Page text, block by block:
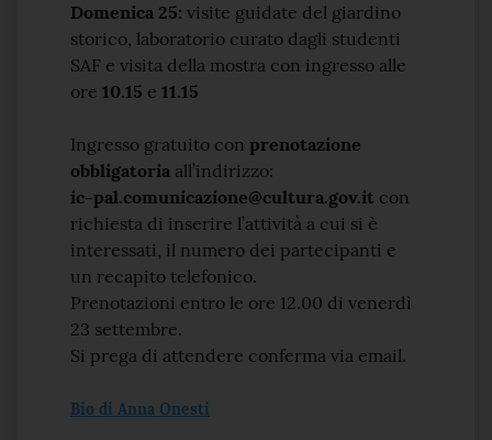
Domenica 25: visite guidate del giardino
storico, laboratorio curato dagli studenti
SAF e visita della mostra con ingresso alle
ore 10.15 e 11.15
Ingresso gratuito con prenotazione
obbligatoria all’indirizzo:
ic-pal.comunicazione@cultura.gov.it con
richiesta di inserire l’attività a cui si è
interessati, il numero dei partecipanti e
un recapito telefonico.
Prenotazioni entro le ore 12.00 di venerdì
23 settembre.
Si prega di attendere conferma via email.
Bio di Anna Onesti